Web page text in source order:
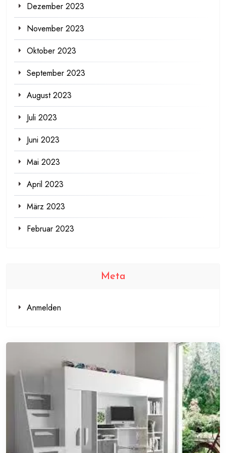
Dezember 2023
November 2023
Oktober 2023
September 2023
August 2023
Juli 2023
Juni 2023
Mai 2023
April 2023
März 2023
Februar 2023
Meta
Anmelden